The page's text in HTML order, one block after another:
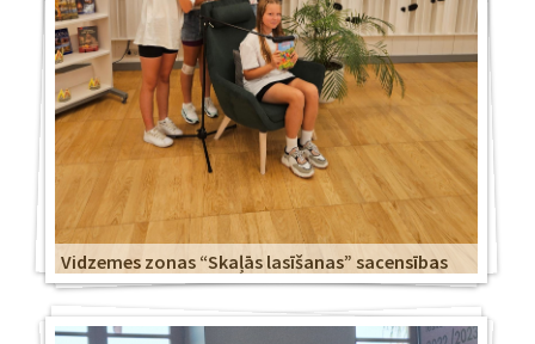
Vidzemes zonas “Skaļās lasīšanas” sacensības